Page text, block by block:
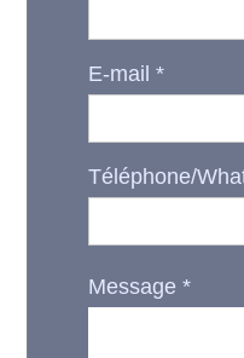
E-mail*
Téléphone/
Message*